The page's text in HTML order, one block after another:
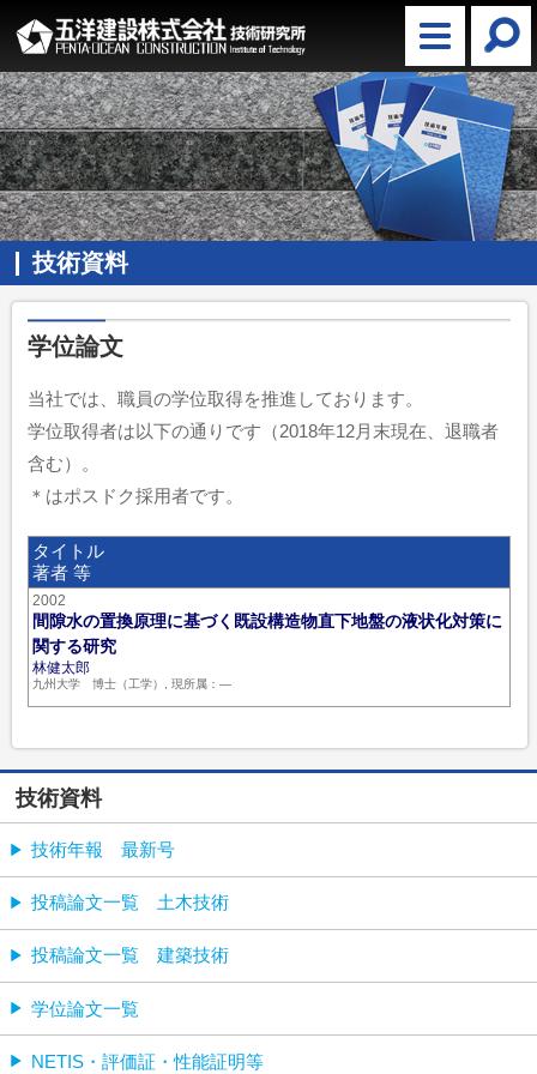
技術資料
学位論文
当社では、職員の学位取得を推進しております。
学位取得者は以下の通りです（2018年12月末現在、退職者
含む）。
＊はポスドク採用者です。
タイトル
著者 等
2002
間隙水の置換原理に基づく既設構造物直下地盤の液状化対策に
関する研究
林健太郎
九州大学 博士（工学）, 現所属：―
技術資料
技術年報 最新号
投稿論文一覧 土木技術
投稿論文一覧 建築技術
学位論文一覧
NETIS・評価証・性能証明等